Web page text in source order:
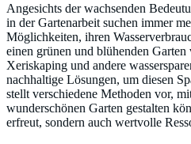
Angesichts der wachsenden
in der Gartenarbeit suchen immer
Möglichkeiten, ihren
einen grünen und blühenden Garten
Xeriskaping und andere
nachhaltige Lösungen, um diesen
stellt verschiedene Methoden vor,
wunderschönen Garten gestalten
erfreut, sondern auch wertvolle